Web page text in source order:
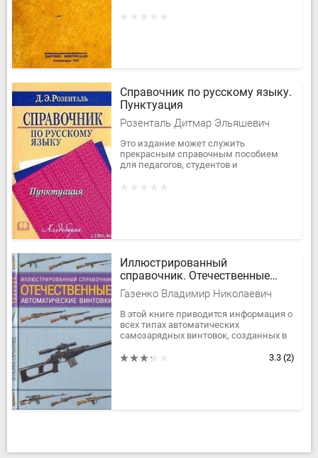
Справочник по русскому языку.
Пунктуация
Розенталь Дитмар Эльяшевич
Это издание может служить
прекрасным справочным пособием
для педагогов, студентов и
Иллюстрированный
справочник. Отечественные
автоматические винтовки
Газенко Владимир Николаевич
В этой книге приводится информация о
всех типах автоматических
самозарядных винтовок, созданных в
сегодняшний день. Даются...
3.3 (2)